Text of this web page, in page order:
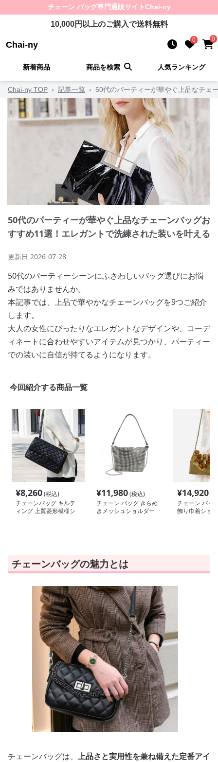
チェーン バッグ専門通販サイトChai-ny
10,000円以上のご購入で送料無料
Chai-ny 0 0
新着商品 商品を検索 人気ランキング
Chai-ny TOP › 記事一覧 › 50代のパーティーが華やぐ上品なチェ
50代のパーティーが華やぐ上品なチェーンバッグお
すすめ11選！エレガントで洗練された装いを叶える
更新日 2026-07-28
50代のパーティーシーンにふさわしいバッグ選びにお悩
みではありませんか。
本記事では、上品で華やかなチェーンバッグを9つご紹介
します。
大人の女性にぴったりなエレガントなデザインや、コーデ
ィネートに合わせやすいアイテムが見つかり、パーティー
での装いに自信が持てるようになります。
今回紹介する商品一覧
¥8,260(税込)
チェーンバッグ キルテ
ィング 上質菱形模様シ
¥11,980(税込)
チェーン バッグ きらめ
きメッシュショルダー
¥14,920
チェーン バッ
飾り巾着ショ
チェーンバッグの魅力とは
チェーンバッグは、 上品さと実用性を兼ね備えた定番アイ